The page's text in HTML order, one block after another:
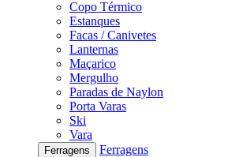
Copo Térmico
Estanques
Facas / Canivetes
Lanternas
Maçarico
Mergulho
Paradas de Naylon
Porta Varas
Ski
Vara
Ferragens
Ferragens